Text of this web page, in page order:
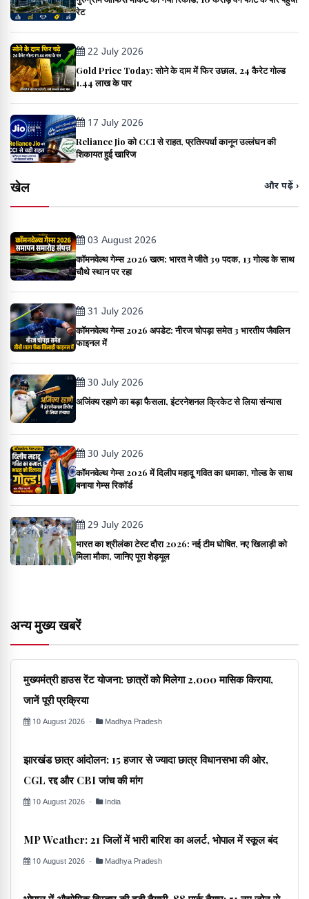
रेट
22 July 2026
Gold Price Today: सोने के दाम में फिर उछाल, 24 कैरेट गोल्ड
₹1.44 लाख के पार
17 July 2026
Reliance Jio को CCI से राहत, प्रतिस्पर्धा कानून उल्लंघन की
शिकायत हुई खारिज
खेल और पढ़ें ›
03 August 2026
कॉमनवेल्थ गेम्स 2026 खत्म: भारत ने जीते 39 पदक, 13 गोल्ड के साथ
चौथे स्थान पर रहा
31 July 2026
कॉमनवेल्थ गेम्स 2026 अपडेट: नीरज चोपड़ा समेत 3 भारतीय जैवलिन
फाइनल में
30 July 2026
अजिंक्य रहाणे का बड़ा फैसला, इंटरनेशनल क्रिकेट से लिया संन्यास
30 July 2026
कॉमनवेल्थ गेम्स 2026 में दिलीप महादू गवित का धमाका, गोल्ड के साथ
बनाया गेम्स रिकॉर्ड
29 July 2026
भारत का श्रीलंका टेस्ट दौरा 2026: नई टीम घोषित, नए खिलाड़ी को
मिला मौका, जानिए पूरा शेड्यूल
अन्य मुख्य खबरें
मुख्यमंत्री हाउस रेंट योजना: छात्रों को मिलेगा ₹2,000 मासिक किराया,
जानें पूरी प्रक्रिया
10 August 2026 · Madhya Pradesh
झारखंड छात्र आंदोलन: 15 हजार से ज्यादा छात्र विधानसभा की ओर,
CGL रद्द और CBI जांच की मांग
10 August 2026 · India
MP Weather: 21 जिलों में भारी बारिश का अलर्ट, भोपाल में स्कूल बंद
10 August 2026 · Madhya Pradesh